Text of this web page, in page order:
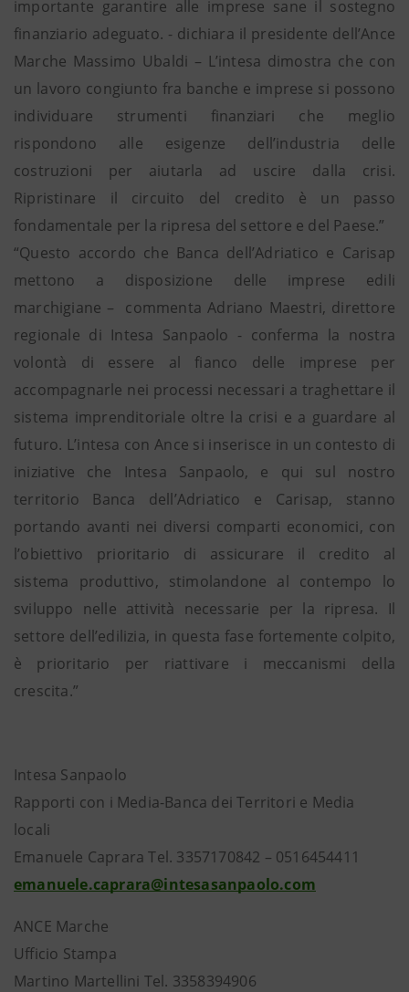
importante garantire alle imprese sane il sostegno
finanziario adeguato. - dichiara il presidente dell’Ance
Marche Massimo Ubaldi – L’intesa dimostra che con
un lavoro congiunto fra banche e imprese si possono
individuare strumenti finanziari che meglio
rispondono alle esigenze dell’industria delle
costruzioni per aiutarla ad uscire dalla crisi.
Ripristinare il circuito del credito è un passo
fondamentale per la ripresa del settore e del Paese.”
“Questo accordo che Banca dell’Adriatico e Carisap
mettono a disposizione delle imprese edili
marchigiane – commenta Adriano Maestri, direttore
regionale di Intesa Sanpaolo - conferma la nostra
volontà di essere al fianco delle imprese per
accompagnarle nei processi necessari a traghettare il
sistema imprenditoriale oltre la crisi e a guardare al
futuro. L’intesa con Ance si inserisce in un contesto di
iniziative che Intesa Sanpaolo, e qui sul nostro
territorio Banca dell’Adriatico e Carisap, stanno
portando avanti nei diversi comparti economici, con
l’obiettivo prioritario di assicurare il credito al
sistema produttivo, stimolandone al contempo lo
sviluppo nelle attività necessarie per la ripresa. Il
settore dell’edilizia, in questa fase fortemente colpito,
è prioritario per riattivare i meccanismi della
crescita.”
Intesa Sanpaolo
Rapporti con i Media-Banca dei Territori e Media
locali
Emanuele Caprara Tel. 3357170842 – 0516454411
emanuele.caprara@intesasanpaolo.com
ANCE Marche
Ufficio Stampa
Martino Martellini Tel. 3358394906